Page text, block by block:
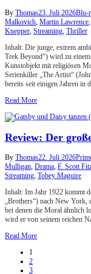
By Thomas23. Juli 2026Blu-
Malkovich, Martin Lawrence,
Knepper, Streaming, Thriller
Inhalt: Die junge, extrem
Trek Beyond“) wird zu
Kunstobjekt mit religiösen
Serienkiller „The Artist“
bereits seit einigen Jahren in
Read More
Review: Der
By Thomas22. Juli 2026
Mulligan, Drama, F. Scott
Streaming, Tobey Maguire
Inhalt: Im Jahr 1922 kommt
„Brothers“) nach New York,
bei denen die Moral ähnlich
wird er von seinem reichen
Read More
1
2
3